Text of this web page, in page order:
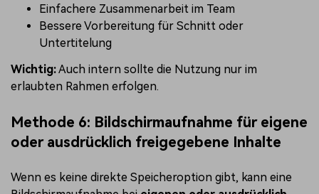
Einfachere Zusammenarbeit im Team
Bessere Vorbereitung für Schnitt oder
Untertitelung
Wichtig:Auch intern sollte die Nutzung nur im
erlaubten Rahmen erfolgen.
Methode 6: Bildschirmaufnahme für eigene
oder ausdrücklich freigegebene Inhalte
Wenn es keine direkte Speicheroption gibt, kann eine